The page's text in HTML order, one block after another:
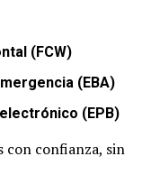
(FCW)
(EBA)
(EPB)
con confianza, sin